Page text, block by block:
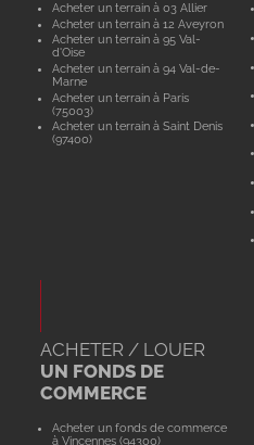
Acheter un terrain à 03 Allier
Acheter un terrain à 12 Aveyron
Acheter un terrain à 95 Val-
d'Oise
Acheter un terrain à 94 Val-de-
Marne
Acheter un terrain à Paris
(75003)
Acheter un terrain à Saint Denis
(97400)
ACHETER / LOUER
UN FONDS DE
COMMERCE
Acheter un fonds de commerce
à Vincennes (94300)